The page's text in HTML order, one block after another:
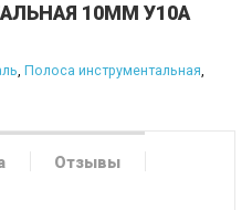
10ММ У10А
Полоса инструментальная
Отзывы